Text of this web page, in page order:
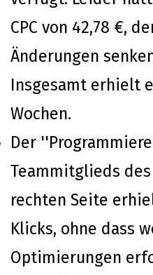
CPC von 42,78 €,
Änderungen
Insgesamt erhielt
Wochen.
Der
Teammitglieds
rechten Seite
Klicks, ohne dass
Optimierungen